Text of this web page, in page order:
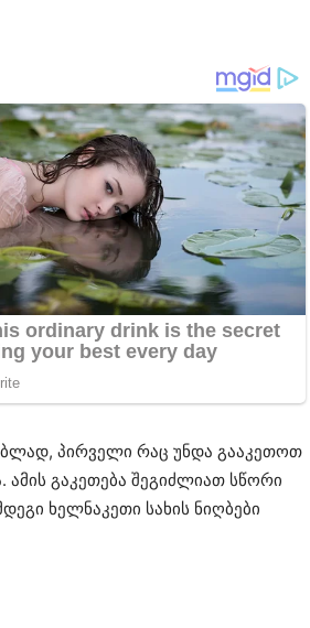
პირველი რაც უნდა გააკეთოთ
ამის გაკეთება შეგიძლიათ სწორი
ხელნაკეთი სახის ნიღბები